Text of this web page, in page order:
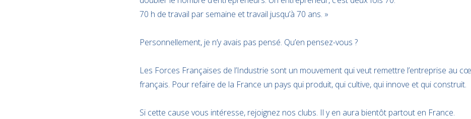
70 h de travail par semaine et travail jusqu’à 70 ans. »
Personnellement, je n’y avais pas pensé. Qu’en pensez-vous ?
Les Forces Françaises de l’Industrie sont un mouvement qui veut remettre l’entreprise au
français. Pour refaire de la France un pays qui produit, qui cultive, qui innove et qui construit.
Si cette cause vous intéresse, rejoignez nos clubs. Il y en aura bientôt partout en France.